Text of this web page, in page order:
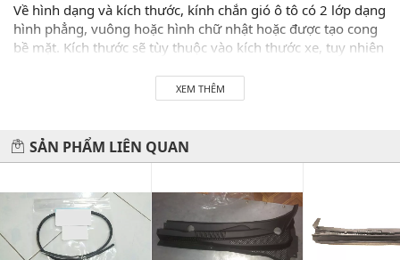
Về hình dạng và kích thước, kính chắn gió ô tô có 2 lớp dạng
hình phẳng, vuông hoặc hình chữ nhật hoặc được tạo cong
bề mặt. Kích thước sẽ tùy thuộc vào kích thước xe, tuy nhiên
xe oto cũng tuân thủ các yêu cầu về hình dạng, kích thước
3. Công dụng của kính chắn gió ô tô
Kính chắn gió ô tô có công dụng quan trọng trong việc chắn
tô giúp chắn gió, bụi, mưa. Ngoài ra nó còn đảm bảo độ
cứng chắc của kết cấu xe. Người lái xe có thể dễ dàng quan
sát và được bảo vệ khi xảy ra va chạm.
XEM THÊM
SẢN PHẨM LIÊN QUAN